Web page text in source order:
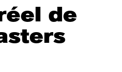
de